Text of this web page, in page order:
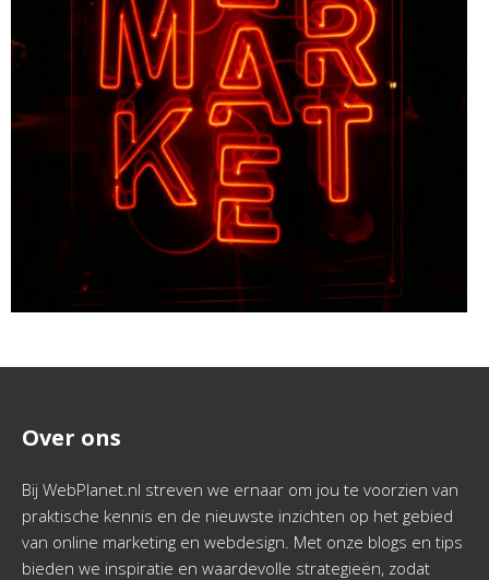
Over ons
Bij WebPlanet.nl streven we ernaar om jou te voorzien van
praktische kennis en de nieuwste inzichten op het gebied
van online marketing en webdesign. Met onze blogs en tips
bieden we inspiratie en waardevolle strategieën, zodat